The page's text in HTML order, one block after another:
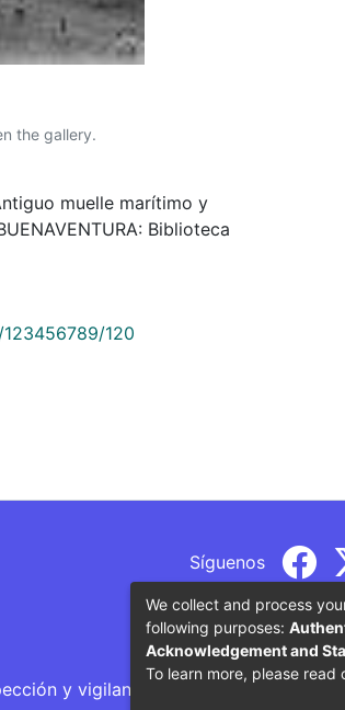
the gallery.
muelle marítimo y
Biblioteca
120
Síguenos
y vigilancia por parte del
We collect and process
following purposes:
Acknowledgement and
To learn more, please read